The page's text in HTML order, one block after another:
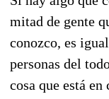
mitad de gente
conozco, es
personas del
cosa que está